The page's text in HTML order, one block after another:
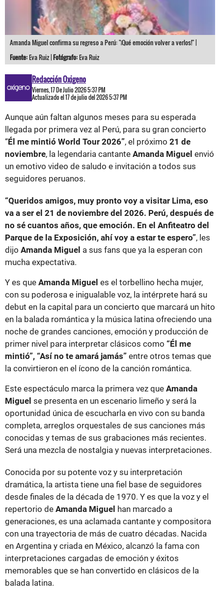
Amanda Miguel confirma su regreso a Perú: "¡Qué emoción volver a verlos!" |
Fuente:Eva Ruiz |Fotógrafo:Eva Ruiz
Redacción Oxigeno
Viernes, 17 De Julio 2026 5:37 PM
Actualizado el 17 de julio del 2026 5:37 PM
Aunque aún faltan algunos meses para su esperada
llegada por primera vez al Perú, para su gran concierto
“Él me mintió World Tour 2026”, el próximo 21 de
noviembre, la legendaria cantante Amanda Miguel envió
un emotivo video de saludo e invitación a todos sus
seguidores peruanos.
“Queridos amigos, muy pronto voy a visitar Lima, eso
va a ser el 21 de noviembre del 2026. Perú, después de
no sé cuantos años, que emoción. En el Anfiteatro del
Parque de la Exposición, ahí voy a estar te espero”, les
dijo Amanda Miguel a sus fans que ya la esperan con
mucha expectativa.
Y es que Amanda Miguel es el torbellino hecha mujer,
con su poderosa e inigualable voz, la intérprete hará su
debut en la capital para un concierto que marcará un hito
en la balada romántica y la música latina ofreciendo una
noche de grandes canciones, emoción y producción de
primer nivel para interpretar clásicos como “Él me
mintió”, “Así no te amará jamás” entre otros temas que
la convirtieron en el ícono de la canción romántica.
Este espectáculo marca la primera vez que Amanda
Miguel se presenta en un escenario limeño y será la
oportunidad única de escucharla en vivo con su banda
completa, arreglos orquestales de sus canciones más
conocidas y temas de sus grabaciones más recientes.
Será una mezcla de nostalgia y nuevas interpretaciones.
Conocida por su potente voz y su interpretación
dramática, la artista tiene una fiel base de seguidores
desde finales de la década de 1970. Y es que la voz y el
repertorio de Amanda Miguel han marcado a
generaciones, es una aclamada cantante y compositora
con una trayectoria de más de cuatro décadas. Nacida
en Argentina y criada en México, alcanzó la fama con
interpretaciones cargadas de emoción y éxitos
memorables que se han convertido en clásicos de la
balada latina.